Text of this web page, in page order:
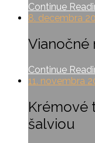
Continue
8. decembra
Vianočné
Continue
11. novembra
Krémové
šalviou